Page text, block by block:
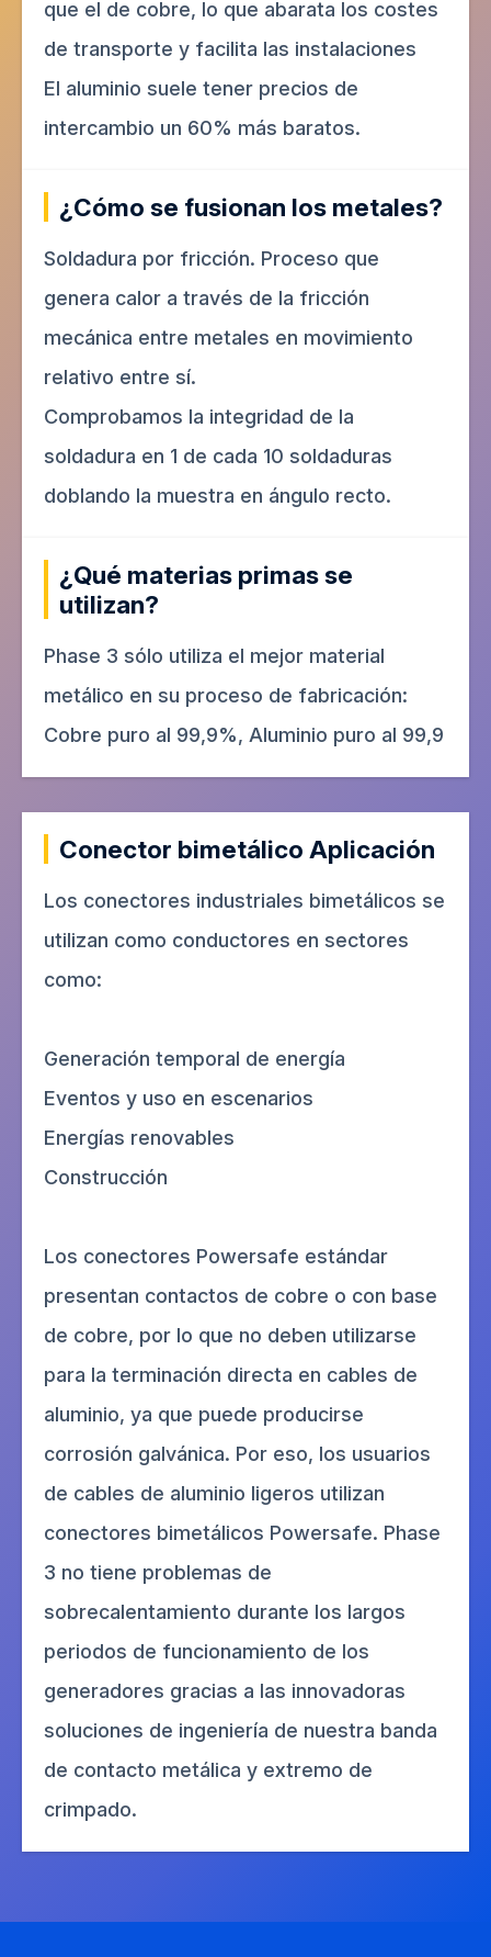
que el de cobre, lo que abarata los costes
de transporte y facilita las instalaciones
El aluminio suele tener precios de
intercambio un 60% más baratos.
¿Cómo se fusionan los metales?
Soldadura por fricción. Proceso que
genera calor a través de la fricción
mecánica entre metales en movimiento
relativo entre sí.
Comprobamos la integridad de la
soldadura en 1 de cada 10 soldaduras
doblando la muestra en ángulo recto.
¿Qué materias primas se
utilizan?
Phase 3 sólo utiliza el mejor material
metálico en su proceso de fabricación:
Cobre puro al 99,9%, Aluminio puro al 99,9
Conector bimetálico Aplicación
Los conectores industriales bimetálicos se
utilizan como conductores en sectores
como:
Generación temporal de energía
Eventos y uso en escenarios
Energías renovables
Construcción
Los conectores Powersafe estándar
presentan contactos de cobre o con base
de cobre, por lo que no deben utilizarse
para la terminación directa en cables de
aluminio, ya que puede producirse
corrosión galvánica. Por eso, los usuarios
de cables de aluminio ligeros utilizan
conectores bimetálicos Powersafe. Phase
3 no tiene problemas de
sobrecalentamiento durante los largos
periodos de funcionamiento de los
generadores gracias a las innovadoras
soluciones de ingeniería de nuestra banda
de contacto metálica y extremo de
crimpado.